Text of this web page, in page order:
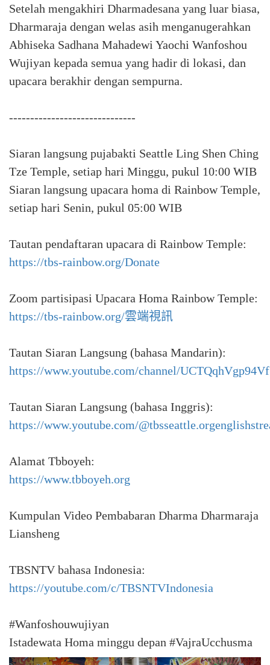
Setelah mengakhiri Dharmadesana yang luar biasa,
Dharmaraja dengan welas asih menganugerahkan
Abhiseka Sadhana Mahadewi Yaochi Wanfoshou
Wujiyan kepada semua yang hadir di lokasi, dan
upacara berakhir dengan sempurna.
------------------------------
Siaran langsung pujabakti Seattle Ling Shen Ching
Tze Temple, setiap hari Minggu, pukul 10:00 WIB
Siaran langsung upacara homa di Rainbow Temple,
setiap hari Senin, pukul 05:00 WIB
Tautan pendaftaran upacara di Rainbow Temple:
https://tbs-rainbow.org/Donate
Zoom partisipasi Upacara Homa Rainbow Temple:
https://tbs-rainbow.org/雲端視訊
Tautan Siaran Langsung (bahasa Mandarin):
https://www.youtube.com/channel/
Tautan Siaran Langsung (bahasa Inggris):
https://www.youtube.com/
Alamat Tbboyeh:
https://www.tbboyeh.org
Kumpulan Video Pembabaran Dharma Dharmaraja
Liansheng
TBSNTV bahasa Indonesia:
https://youtube.com/c/TBSNTVIndonesia
#Wanfoshouwujiyan
Istadewata Homa minggu depan #VajraUcchusma